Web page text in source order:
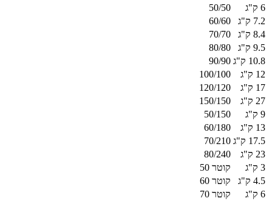
6 ק"ג
50/50
7.2 ק"ג
60/60
8.4 ק"ג
70/70
9.5 ק"ג
80/80
10.8 ק"ג
90/90
12 ק"ג
100/100
17 ק"ג
120/120
27 ק"ג
150/150
9 ק"ג
50/150
13 ק"ג
60/180
17.5 ק"ג
70/210
23 ק"ג
80/240
3 ק"ג
קוטר 50
4.5 ק"ג
קוטר 60
6 ק"ג
קוטר 70